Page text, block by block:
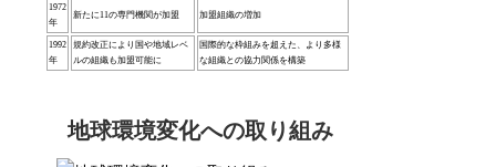
1972
年
新たに11の専門機関が加盟 加盟組織の増加
1992
年
規約改正により国や地域レベ
ルの組織も加盟可能に
国際的な枠組みを超えた、より多様
な組織との協力関係を構築
地球環境変化への取り組み